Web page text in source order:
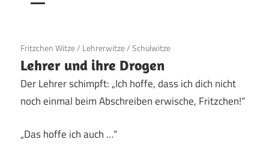
19. Juni 2020
Fritzchen Witze/ Lehrerwitze/Schulwitze
Lehrer und ihre Drogen
Der Lehrer schimpft: „Ich hoffe, dass ich dich nicht
noch einmal beim Abschreiben erwische, Fritzchen!“
„Das hoffe ich auch …“